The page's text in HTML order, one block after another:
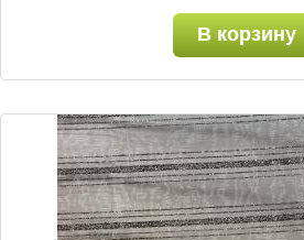
В корзину